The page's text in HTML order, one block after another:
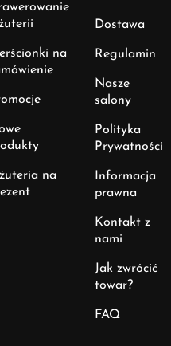
na
na
Dostawa
Regulamin
Nasze
salony
Polityka
Prywatności
Informacja
prawna
Kontakt z
nami
Jak zwrócić
towar?
FAQ